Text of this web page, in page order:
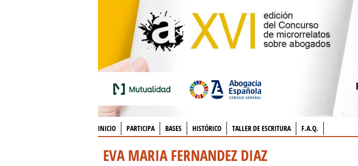
INICIO PARTICIPA BASES HISTÓRICO TALLER DE ESCRITURA F.A.Q.
EVA MARIA FERNANDEZ DIAZ